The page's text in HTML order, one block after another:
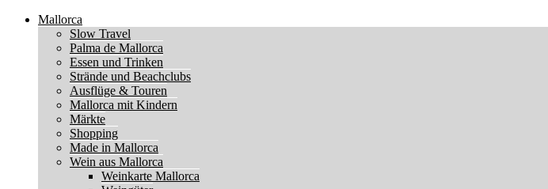
Mallorca
Slow Travel
Palma de Mallorca
Essen und Trinken
Strände und Beachclubs
Ausflüge & Touren
Mallorca mit Kindern
Märkte
Shopping
Made in Mallorca
Wein aus Mallorca
Weinkarte Mallorca